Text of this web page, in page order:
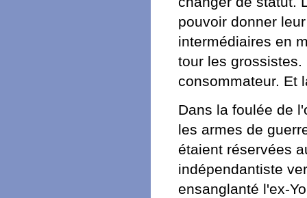
pouvoir donner
intermédiaires en
tour les
consommateur. Et
Dans la foulée de
les armes de
étaient réservées
indépendantiste
ensanglanté l'ex-